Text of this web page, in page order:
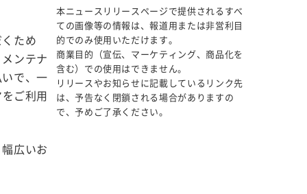
本ニュースリリースページで提供されるすべ
ての画像等の情報は、報道用または非営利目
的でのみ使用いただけます。
商業目的（宣伝、マーケティング、商品化を
含む）での使用はできません。
リリースやお知らせに記載しているリンク先
は、予告なく閉鎖される場合がありますの
で、予めご了承ください。
ため
ンテナ
で、一
ご利用
広いお